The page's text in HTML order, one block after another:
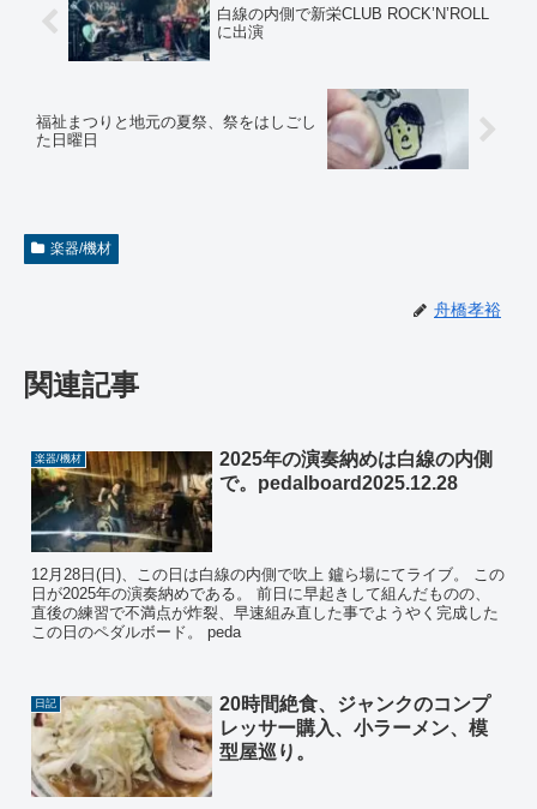
白線の内側で新栄CLUB ROCK’N’ROLL
に出演
福祉まつりと地元の夏祭、祭をはしごし
た日曜日
楽器/機材
舟橋孝裕
関連記事
楽器/機材
2025年の演奏納めは白線の内側
で。pedalboard2025.12.28
12月28日(日)、この日は白線の内側で吹上 鑪ら場にてライブ。 この
日が2025年の演奏納めである。 前日に早起きして組んだものの、
直後の練習で不満点が炸裂、早速組み直した事でようやく完成した
この日のペダルボード。 peda
日記
20時間絶食、ジャンクのコンプ
レッサー購入、小ラーメン、模
型屋巡り。